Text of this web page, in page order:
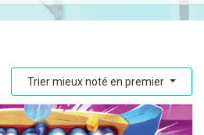
Trier mieux noté en premier